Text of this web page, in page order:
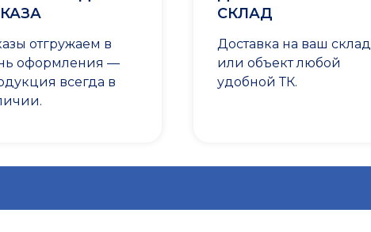
отгружаем в
оформления —
всегда в
СКЛАД
Доставка на ваш склад
или объект любой
удобной ТК.